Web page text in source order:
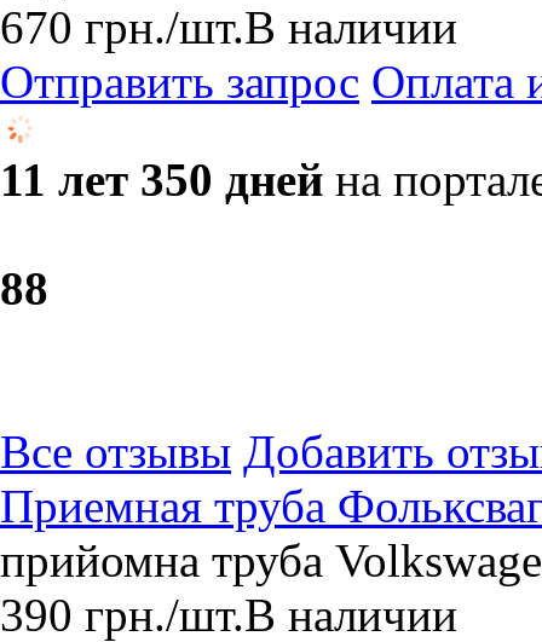
670 грн./шт.В наличии
Отправить запрос Оплата
11 лет 350 дней на
88
Все отзывы Добавить
Приемная труба
прийомна труба
390 грн./шт.В наличии